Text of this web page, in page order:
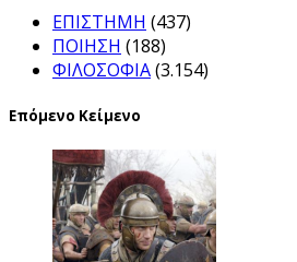
ΕΠΙΣΤΗΜΗ (437)
ΠΟΙΗΣΗ (188)
ΦΙΛΟΣΟΦΙΑ(3.154)
Επόμενο Κείμενο